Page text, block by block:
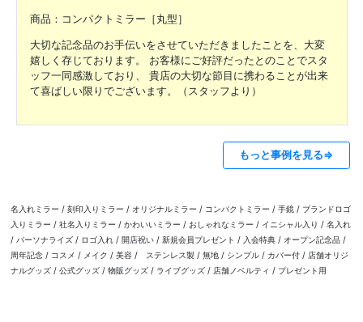
商品：コンパクトミラー［丸型］
大切な記念品のお手伝いをさせていただきましたことを、大変
嬉しく存じております。 お客様にご好評だったとのことでスタ
ッフ一同感激しており、 貴店の大切な節目に携わることが出来
て喜ばしい限りでございます。（スタッフより）
もっと事例を見る⇒
名入れミラー / 刻印入りミラー / オリジナルミラー / コンパクトミラー / 手鏡 / ブランドロゴ
入りミラー / 社名入りミラー / かわいいミラー / おしゃれなミラー / イニシャル入り / 名入れ
/ パーソナライズ / ロゴ入れ / 開店祝い / 新規会員プレゼント / 入会特典 / オープン記念品 /
周年記念 / コスメ / メイク / 美容 / ステンレス製 / 無地 / シンプル / カバー付 / 店舗オリジ
ナルグッズ / 公式グッズ / 物販グッズ / ライブグッズ / 店舗ノベルティ / プレゼント用